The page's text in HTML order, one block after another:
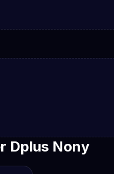
Dplus Nony